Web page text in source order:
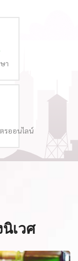
า
รออนไลน์
เวศ